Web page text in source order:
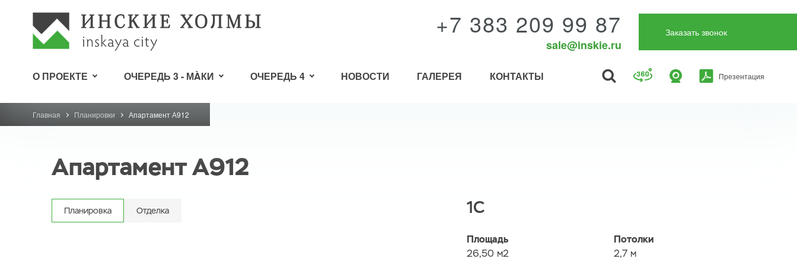
+7 383 209 99 87
sale@inskie.ru
Заказать звонок
О ПРОЕКТЕ ОЧЕРЕДЬ 3 - МÀКИ ОЧЕРЕДЬ 4 НОВОСТИ ГАЛЕРЕЯ КОНТАКТЫ Презентация
Главная Планировки Апартамент А912
Апартамент А912
Планировка Отделка 1C
Площадь
26,50 м2
Потолки
2,7 м